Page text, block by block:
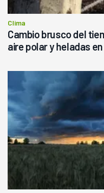
Clima
Cambio brusco del
aire polar y heladas